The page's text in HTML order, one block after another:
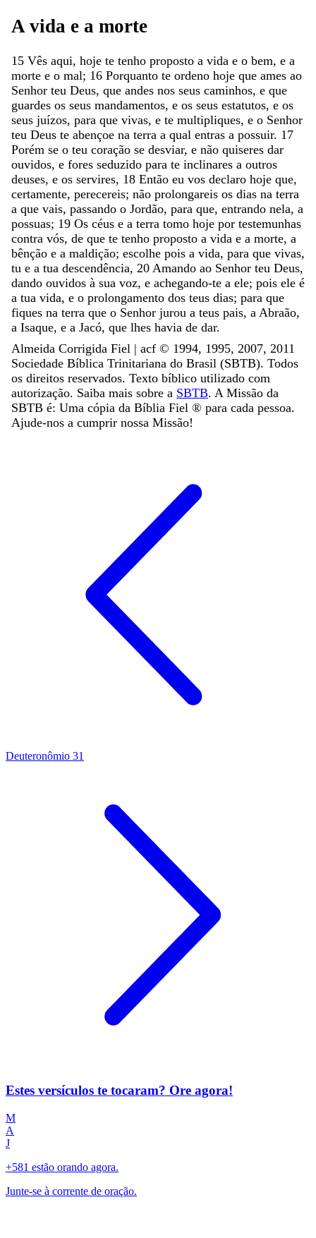
A vida e a morte
15 Vês aqui, hoje te tenho proposto a vida e o bem, e a
morte e o mal; 16 Porquanto te ordeno hoje que ames ao
Senhor teu Deus, que andes nos seus caminhos, e que
guardes os seus mandamentos, e os seus estatutos, e os
seus juízos, para que vivas, e te multipliques, e o Senhor
teu Deus te abençoe na terra a qual entras a possuir. 17
Porém se o teu coração se desviar, e não quiseres dar
ouvidos, e fores seduzido para te inclinares a outros
deuses, e os servires, 18 Então eu vos declaro hoje que,
certamente, perecereis; não prolongareis os dias na terra
a que vais, passando o Jordão, para que, entrando nela, a
possuas; 19 Os céus e a terra tomo hoje por testemunhas
contra vós, de que te tenho proposto a vida e a morte, a
bênção e a maldição; escolhe pois a vida, para que vivas,
tu e a tua descendência, 20 Amando ao Senhor teu Deus,
dando ouvidos à sua voz, e achegando-te a ele; pois ele é
a tua vida, e o prolongamento dos teus dias; para que
fiques na terra que o Senhor jurou a teus pais, a Abraão,
a Isaque, e a Jacó, que lhes havia de dar.
Almeida Corrigida Fiel | acf ©️ 1994, 1995, 2007, 2011
Sociedade Bíblica Trinitariana do Brasil (SBTB). Todos
os direitos reservados. Texto bíblico utilizado com
autorização. Saiba mais sobre a SBTB. A Missão da
SBTB é: Uma cópia da Bíblia Fiel ®️ para cada pessoa.
Ajude-nos a cumprir nossa Missão!
Deuteronômio 31
Estes versículos te tocaram? Ore agora!
M
A
J
+581 estão orando agora.
Junte-se à corrente de oração.